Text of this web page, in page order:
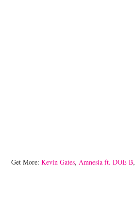
Get More: Kevin Gates, Amnesia ft. DOE B,